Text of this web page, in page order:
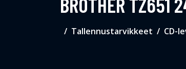
Tallennustarvikkeet CD-